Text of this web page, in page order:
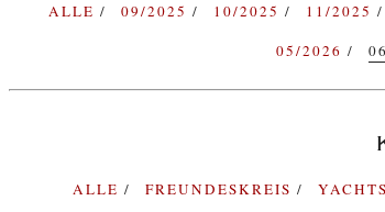
ALLE 09/2025 10/2025 11/2025
05/2026
ALLE FREUNDESKREIS